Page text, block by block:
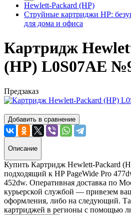
Hewlett-Packard (HP)
Струйные картриджи HP:
для дома и офиса
Картридж
(HP) L0S07AE
Предзаказ
Добавить в сравнение
Описание
Купить Картридж Hewlett-Packard
подходящий к HP PageWide Pro
452dw. Оперативная доставка по
курьерской службой — привезем
оформления, либо на следующий.
картриджей в регионы с помощью